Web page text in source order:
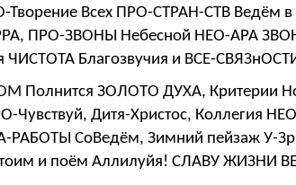
Всех ПРО-СТРАН-СТВ Ведём в
ПРО-ЗВОНЫ Небесной НЕО-АРА
ЧИСТОТА Благозвучия и ВСЕ-
Полнится ЗОЛОТО ДУХА, Критерии
Чувствуй, Дитя-Христос, Коллегия
РАБОТЫ СоВедём, Зимний пейзаж У-
и поём Аллилуйя! СЛАВУ ЖИЗНИ